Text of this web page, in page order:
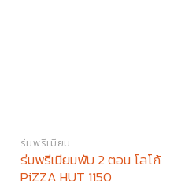
ร่มพรีเมียม
ร่มพรีเมียมพับ 2 ตอน โลโก้